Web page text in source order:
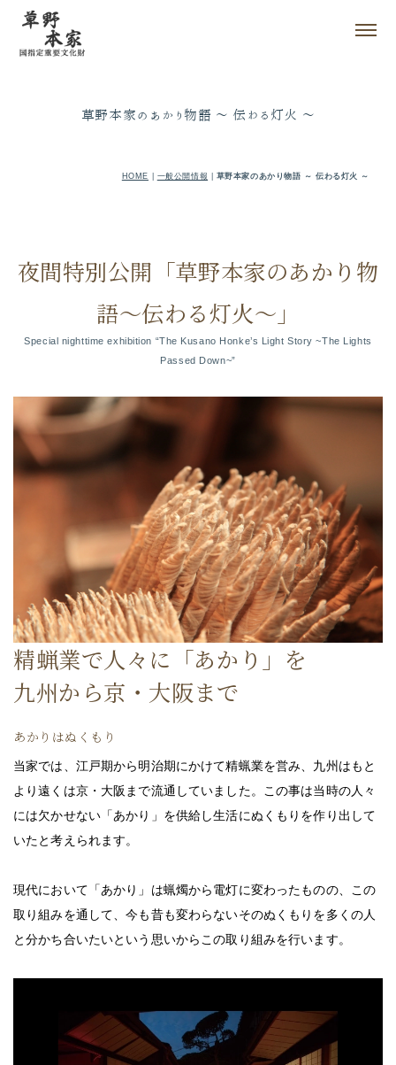
草野本家のあかり物語 ～ 伝わる灯火 ～
HOME 一般公開情報 草野本家のあかり物語 ～ 伝わる灯火 ～
夜間特別公開「草野本家のあかり物
語～伝わる灯火～」
Special nighttime exhibition “The Kusano Honke’s Light Story ~The Lights
Passed Down~”
精蝋業で人々に「あかり」を
九州から京・大阪まで
あかりはぬくもり
当家では、江戸期から明治期にかけて精蝋業を営み、九州はもと
より遠くは京・大阪まで流通していました。この事は当時の人々
には欠かせない「あかり」を供給し生活にぬくもりを作り出して
いたと考えられます。
現代において「あかり」は蝋燭から電灯に変わったものの、この
取り組みを通して、今も昔も変わらないそのぬくもりを多くの人
と分かち合いたいという思いからこの取り組みを行います。